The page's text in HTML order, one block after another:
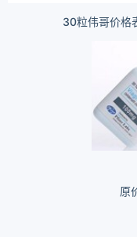
30粒伟哥价格
原